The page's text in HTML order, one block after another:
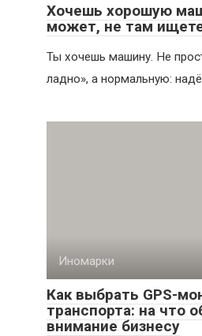
Хочешь хорошую
может, не там
Ты хочешь машину. Не
ладно», а нормальную:
Иномарки
Как выбрать GPS-
транспорта: на что
внимание бизнесу